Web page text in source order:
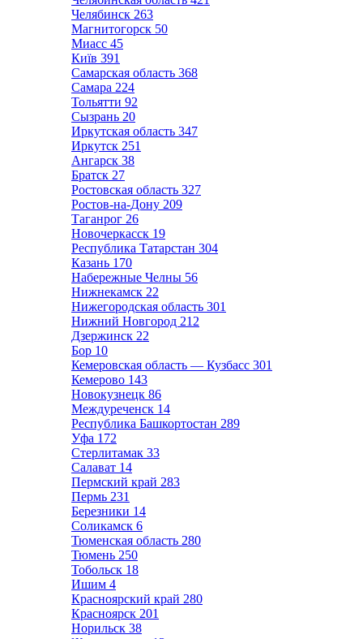
Челябинск 263
Магнитогорск 50
Миасс 45
Київ 391
Самарская область 368
Самара 224
Тольятти 92
Сызрань 20
Иркутская область 347
Иркутск 251
Ангарск 38
Братск 27
Ростовская область 327
Ростов-на-Дону 209
Таганрог 26
Новочеркасск 19
Республика Татарстан 304
Казань 170
Набережные Челны 56
Нижнекамск 22
Нижегородская область 301
Нижний Новгород 212
Дзержинск 22
Бор 10
Кемеровская область — Кузбасс 301
Кемерово 143
Новокузнецк 86
Междуреченск 14
Республика Башкортостан 289
Уфа 172
Стерлитамак 33
Салават 14
Пермский край 283
Пермь 231
Березники 14
Соликамск 6
Тюменская область 280
Тюмень 250
Тобольск 18
Ишим 4
Красноярский край 280
Красноярск 201
Норильск 38